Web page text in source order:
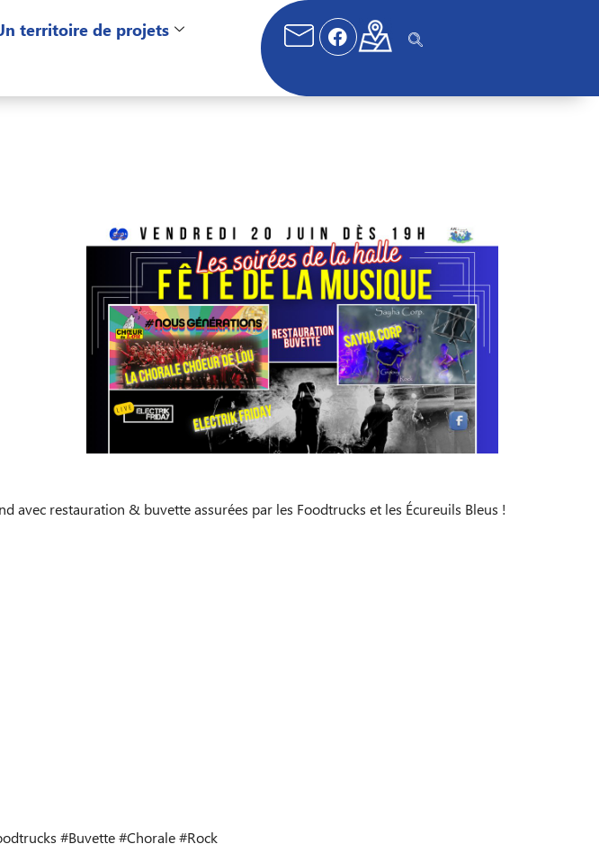
territoire de projets
Office 365 Outlook Live
avec restauration & buvette assurées par les Foodtrucks et les Écureuils Bleus !
#Buvette #Chorale #Rock